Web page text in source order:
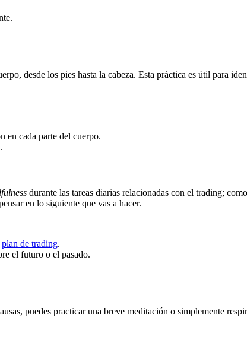
desde los pies hasta la cabeza. Esta práctica es útil para
en cada parte del cuerpo.
durante las tareas diarias relacionadas con el trading;
en lo siguiente que vas a hacer.
plan de trading.
el futuro o el pasado.
puedes practicar una breve meditación o simplemente